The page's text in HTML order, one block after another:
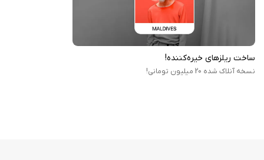
ساخت ریلزهای خیره‌کننده!
نسخه آنلاک شده 20 میلیون تومانی!